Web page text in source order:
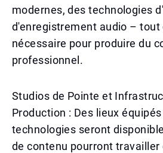
modernes, des technologies
d'enregistrement audio – tout
nécessaire pour produire du
professionnel.
Studios de Pointe et
Production : Des lieux
technologies seront
de contenu pourront travailler